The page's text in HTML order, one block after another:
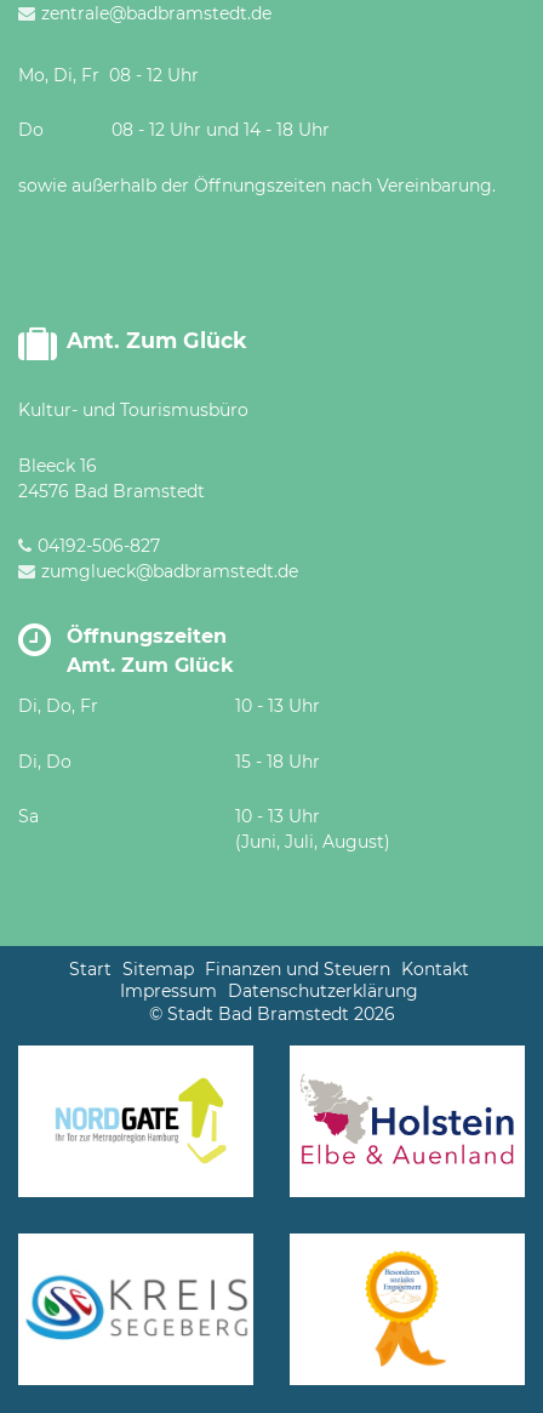
zentrale@badbramstedt.de
Mo, Di, Fr 08 - 12 Uhr
Do 08 - 12 Uhr und 14 - 18 Uhr
sowie außerhalb der Öffnungszeiten nach Vereinbarung.
Amt. Zum Glück
Kultur- und Tourismusbüro
Bleeck 16
24576 Bad Bramstedt
04192-506-827
zumglueck@badbramstedt.de
Öffnungszeiten
Amt. Zum Glück
Di, Do, Fr 10 - 13 Uhr
Di, Do 15 - 18 Uhr
Sa
10 - 13 Uhr
(Juni, Juli, August)
Start Sitemap Finanzen und Steuern Kontakt
Impressum
Datenschutzerklärung
© Stadt Bad Bramstedt 2026